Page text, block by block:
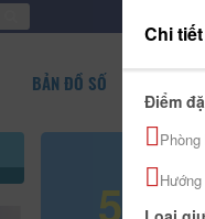
BẢN ĐỒ SỐ
Giá
Chi
Điểm